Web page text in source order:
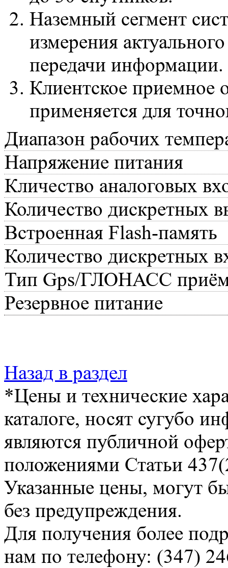
Наземный сегмент
измерения
передачи информации.
Клиентское приемное
применяется для
Диапазон рабочих
Напряжение питания
Кличество аналоговых
Количество дискретных
Встроенная Flash-память
Количество дискретных
Тип Gps/ГЛОНАСС
Резервное питание
Назад в раздел
*Цены и технические
каталоге, носят сугубо
являются публичной
положениями Статьи
Указанные цены, могут
без предупреждения.
Для получения более
нам по телефону: (347)